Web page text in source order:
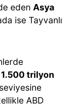
eden Asya
ise Tayvanlı
1.500 trilyon
seviyesine
ABD